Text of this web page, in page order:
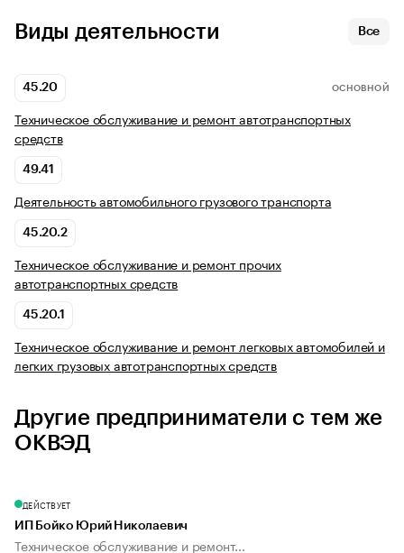
Виды деятельности Все
45.20 ОСНОВНОЙ
Техническое обслуживание и ремонт автотранспортных
средств
49.41
Деятельность автомобильного грузового транспорта
45.20.2
Техническое обслуживание и ремонт прочих
автотранспортных средств
45.20.1
Техническое обслуживание и ремонт легковых автомобилей и
легких грузовых автотранспортных средств
Другие предприниматели с тем же
ОКВЭД
ДЕЙСТВУЕТ
ИП Бойко Юрий Николаевич
Техническое обслуживание и ремонт...